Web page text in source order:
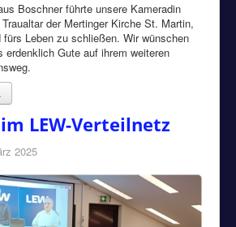
Boschner führte unsere Kameradin
der Mertinger Kirche St. Martin,
Leben zu schließen. Wir wünschen
erdenklich Gute auf ihrem weiteren
LEW-Verteilnetz
2025